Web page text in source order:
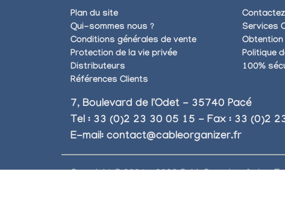
Plan du site
Qui-sommes nous ?
Conditions générales de vente
Protection de la vie privée
Distributeurs
Références Clients
Services
Politique
100%
7, Boulevard de l'Odet - 35740 Pacé
Tel : 33 (0)2 23 30 05 15 - Fax : 33 (0)2
E-mail: contact@cableorganizer.fr